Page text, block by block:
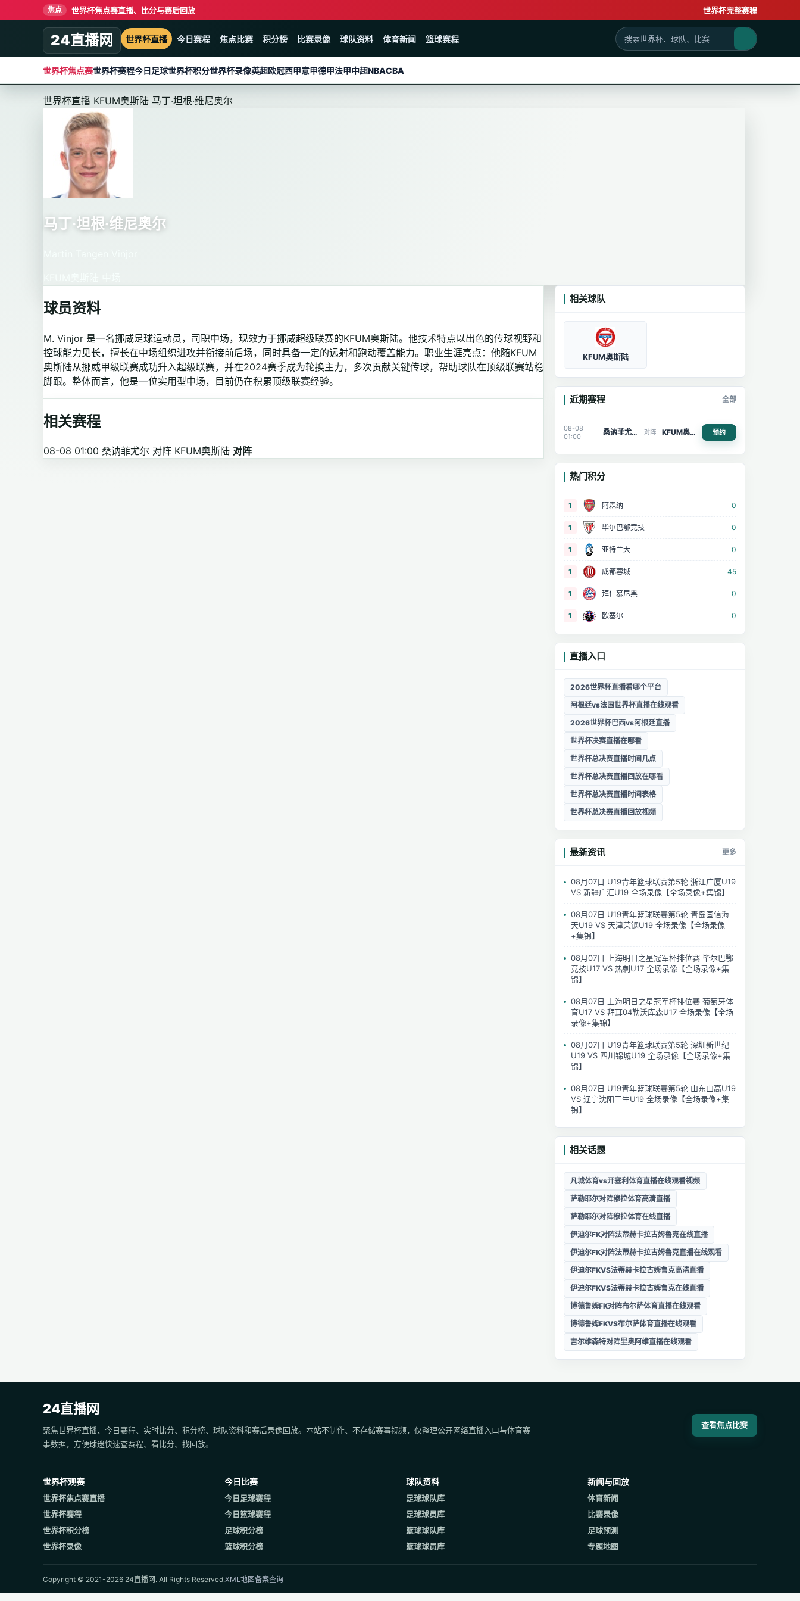
焦点 世界杯焦点赛直播、比分与赛后回放 世界杯完整赛程
24直播网 世界杯直播 今日赛程 焦点比赛 积分榜 比赛录像 球队资料 体育新闻 篮球赛程
世界杯焦点赛世界杯赛程今日足球世界杯积分世界杯录像英超欧冠西甲意甲德甲法甲中超NBACBA
世界杯直播 KFUM奥斯陆 马丁·坦根·维尼奥尔
马丁·坦根·维尼奥尔
球员资料
M. Vinjor 是一名挪威足球运动员，司职中场，现效力于挪威超级联赛的KFUM奥斯陆。他技术特点以出色的传球视野和
控球能力见长，擅长在中场组织进攻并衔接前后场，同时具备一定的远射和跑动覆盖能力。职业生涯亮点：他随KFUM
奥斯陆从挪威甲级联赛成功升入超级联赛，并在2024赛季成为轮换主力，多次贡献关键传球，帮助球队在顶级联赛站稳
脚跟。整体而言，他是一位实用型中场，目前仍在积累顶级联赛经验。
相关赛程
08-08 01:00 桑讷菲尤尔 对阵 KFUM奥斯陆 对阵
相关球队
KFUM奥斯陆
近期赛程 全部
08-08
01:00
桑讷菲尤尔 对阵 KFUM奥斯陆 预约
热门积分
1 阿森纳 0
1 毕尔巴鄂竞技 0
1 亚特兰大 0
1 成都蓉城 45
1 拜仁慕尼黑 0
1 欧塞尔 0
直播入口
2026世界杯直播看哪个平台
阿根廷vs法国世界杯直播在线观看
2026世界杯巴西vs阿根廷直播
世界杯决赛直播在哪看
世界杯总决赛直播时间几点
世界杯总决赛直播回放在哪看
世界杯总决赛直播时间表格
世界杯总决赛直播回放视频
最新资讯 更多
08月07日 U19青年篮球联赛第5轮 浙江广厦U19
VS 新疆广汇U19 全场录像【全场录像+集锦】
08月07日 U19青年篮球联赛第5轮 青岛国信海
天U19 VS 天津荣钢U19 全场录像【全场录像
+集锦】
08月07日 上海明日之星冠军杯排位赛 毕尔巴鄂
竞技U17 VS 热刺U17 全场录像【全场录像+集
锦】
08月07日 上海明日之星冠军杯排位赛 葡萄牙体
育U17 VS 拜耳04勒沃库森U17 全场录像【全场
录像+集锦】
08月07日 U19青年篮球联赛第5轮 深圳新世纪
U19 VS 四川锦城U19 全场录像【全场录像+集
锦】
08月07日 U19青年篮球联赛第5轮 山东山高U19
VS 辽宁沈阳三生U19 全场录像【全场录像+集
锦】
相关话题
凡城体育vs开塞利体育直播在线观看视频
萨勒耶尔对阵穆拉体育高清直播
萨勒耶尔对阵穆拉体育在线直播
伊迪尔FK对阵法蒂赫卡拉古姆鲁克在线直播
伊迪尔FK对阵法蒂赫卡拉古姆鲁克直播在线观看
伊迪尔FKVS法蒂赫卡拉古姆鲁克高清直播
伊迪尔FKVS法蒂赫卡拉古姆鲁克在线直播
博德鲁姆FK对阵布尔萨体育直播在线观看
博德鲁姆FKVS布尔萨体育直播在线观看
吉尔维森特对阵里奥阿维直播在线观看
24直播网
聚焦世界杯直播、今日赛程、实时比分、积分榜、球队资料和赛后录像回放。本站不制作、不存储赛事视频，仅整理公开网络直播入口与体育赛
事数据，方便球迷快速查赛程、看比分、找回放。
查看焦点比赛
世界杯观赛
世界杯焦点赛直播
世界杯赛程
世界杯积分榜
世界杯录像
今日比赛
今日足球赛程
今日篮球赛程
足球积分榜
篮球积分榜
球队资料
足球球队库
足球球员库
篮球球队库
篮球球员库
新闻与回放
体育新闻
比赛录像
足球预测
专题地图
Copyright © 2021-2026 24直播网. All Rights Reserved.XML地图备案查询